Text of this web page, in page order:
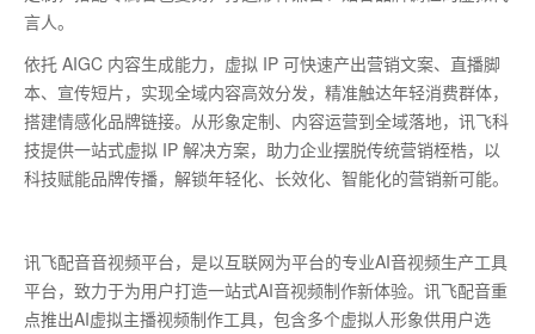
言人。
依托 AIGC 内容生成能力，虚拟 IP 可快速产出营销文案、直播脚
本、宣传短片，实现全域内容高效分发，精准触达年轻消费群体，
搭建情感化品牌链接。从形象定制、内容运营到全域落地，讯飞科
技提供一站式虚拟 IP 解决方案，助力企业摆脱传统营销桎梏，以
科技赋能品牌传播，解锁年轻化、长效化、智能化的营销新可能。
讯飞配音音视频平台，是以互联网为平台的专业AI音视频生产工具
平台，致力于为用户打造一站式AI音视频制作新体验。讯飞配音重
点推出AI虚拟主播视频制作工具，包含多个虚拟人形象供用户选